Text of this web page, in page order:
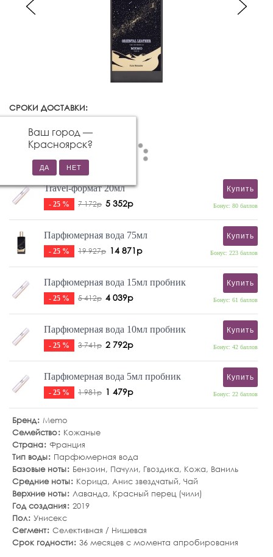
СРОКИ ДОСТАВКИ:
Ваш город —
Красноярск?
Travel-формат 20мл
- 25 % 7 172р 5 352р
Купить
Бонус: 80 баллов
Парфюмерная вода 75мл
- 25 % 19 927р 14 871р
Купить
Бонус: 223 баллов
Парфюмерная вода 15мл пробник
- 25 % 5 412р 4 039р
Купить
Бонус: 61 баллов
Парфюмерная вода 10мл пробник
- 25 % 3 741р 2 792р
Купить
Бонус: 42 баллов
Парфюмерная вода 5мл пробник
- 25 % 1 981р 1 479р
Купить
Бонус: 22 баллов
Бренд Memo
Семейство
Кожаные
Страна Франция
Тип воды
Парфюмерная вода
Базовые ноты
Бензоин, Пачули, Гвоздика, Кожа, Ваниль
Средние ноты
Корица, Анис звездчатый, Чай
Верхние ноты Лаванда, Красный перец (чили)
Год создания 2019
Пол Унисекс
Сегмент Селективная / Нишевая
Срок годности 36 месяцев с момента апробирования